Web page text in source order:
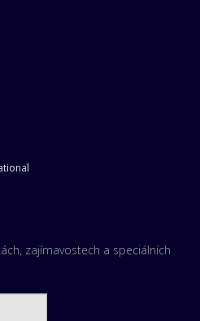
zajímavostech a speciálních